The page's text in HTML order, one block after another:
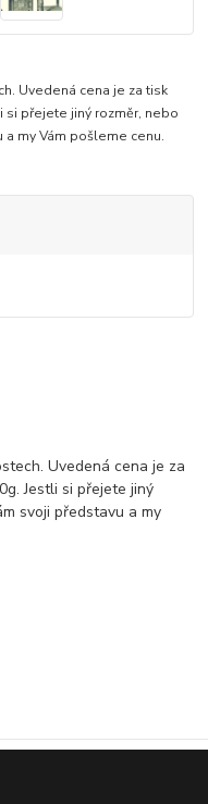
Uvedená cena je za tisk
si přejete jiný rozměr, nebo
my Vám pošleme cenu.
Uvedená cena je za
Jestli si přejete jiný
svoji představu a my